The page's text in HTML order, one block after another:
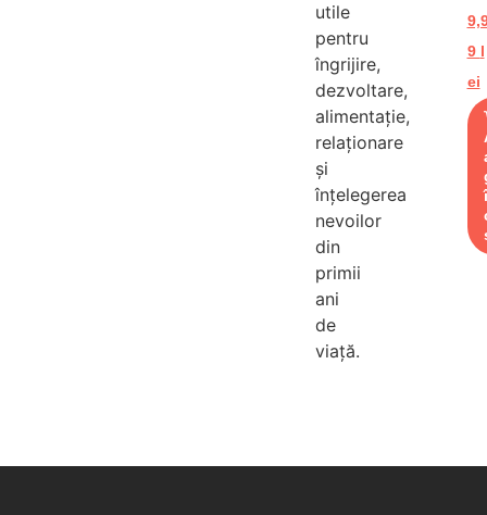
utile
pentru
îngrijire,
dezvoltare,
alimentație,
relaționare
și
înțelegerea
nevoilor
din
primii
ani
de
viață.
9 l
ei